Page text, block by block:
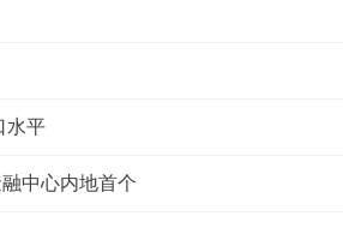
水平
中心内地首个